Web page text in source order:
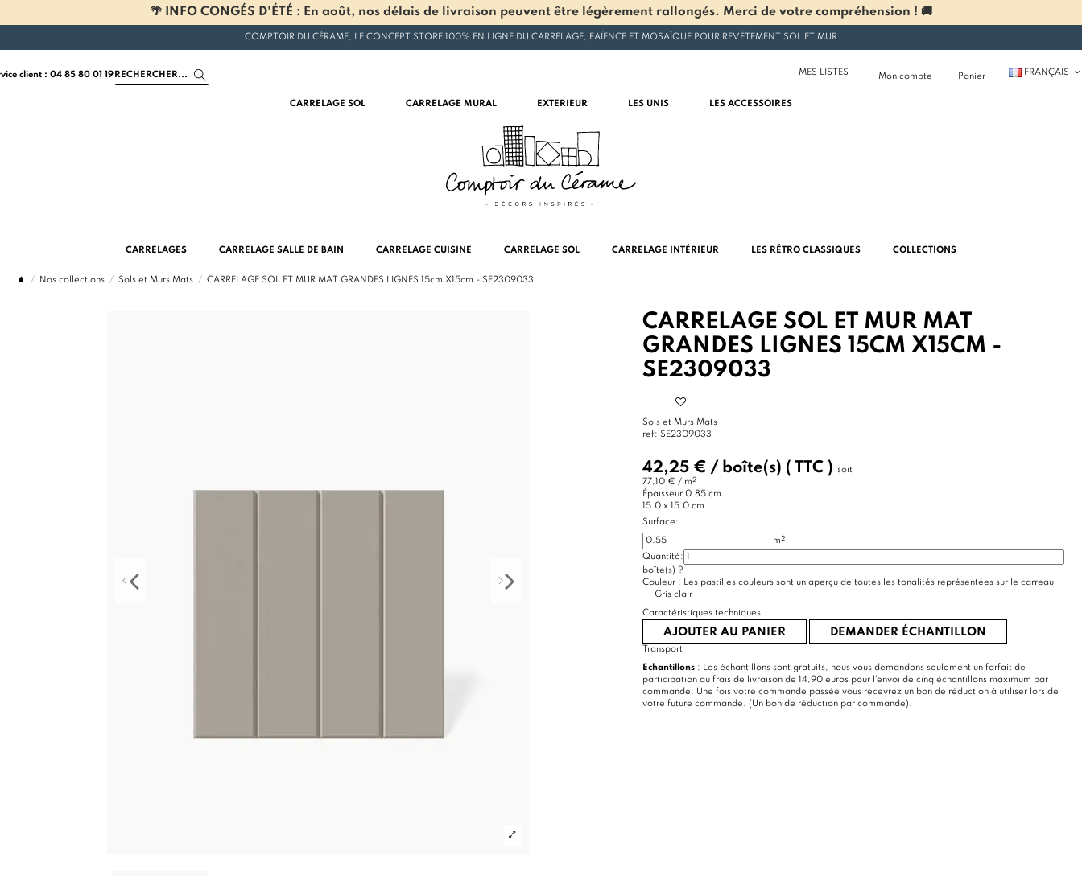
🌴 INFO CONGÉS D'ÉTÉ : En août, nos délais de livraison peuvent être légèrement rallongés. Merci de votre compréhension ! 🚚
COMPTOIR DU CÉRAME, LE CONCEPT STORE 100% EN LIGNE DU CARRELAGE, FAÏENCE ET MOSAÏQUE POUR REVÊTEMENT SOL ET MUR
client : 04 85 80 01 19 MES LISTES Mon compte Panier FRANÇAIS
CARRELAGE SOL CARRELAGE MURAL EXTERIEUR LES UNIS LES ACCESSOIRES
CARRELAGES CARRELAGE SALLE DE BAIN CARRELAGE CUISINE CARRELAGE SOL CARRELAGE INTÉRIEUR LES RÉTRO CLASSIQUES COLLECTIONS
Nos collections Sols et Murs Mats CARRELAGE SOL ET MUR MAT GRANDES LIGNES 15cm X15cm - SE2309033
CARRELAGE SOL ET MUR MAT
GRANDES LIGNES 15CM X15CM -
SE2309033
Sols et Murs Mats
ref: SE2309033
42,25 € / boîte(s) ( TTC ) soit
77,10 € / m2
Épaisseur 0.85 cm
15.0 x 15.0 cm
Surface:
m2
Quantité:
boîte(s) ?
Couleur : Les pastilles couleurs sont un aperçu de toutes les tonalités représentées sur le carreau
Gris clair
Caractéristiques techniques
AJOUTER AU PANIER DEMANDER ÉCHANTILLON
Transport
Echantillons: Les échantillons sont gratuits, nous vous demandons seulement un forfait de
participation au frais de livraison de 14,90 euros pour l'envoi de cinq échantillons maximum par
commande. Une fois votre commande passée vous recevrez un bon de réduction à utiliser lors de
votre future commande. (Un bon de réduction par commande).